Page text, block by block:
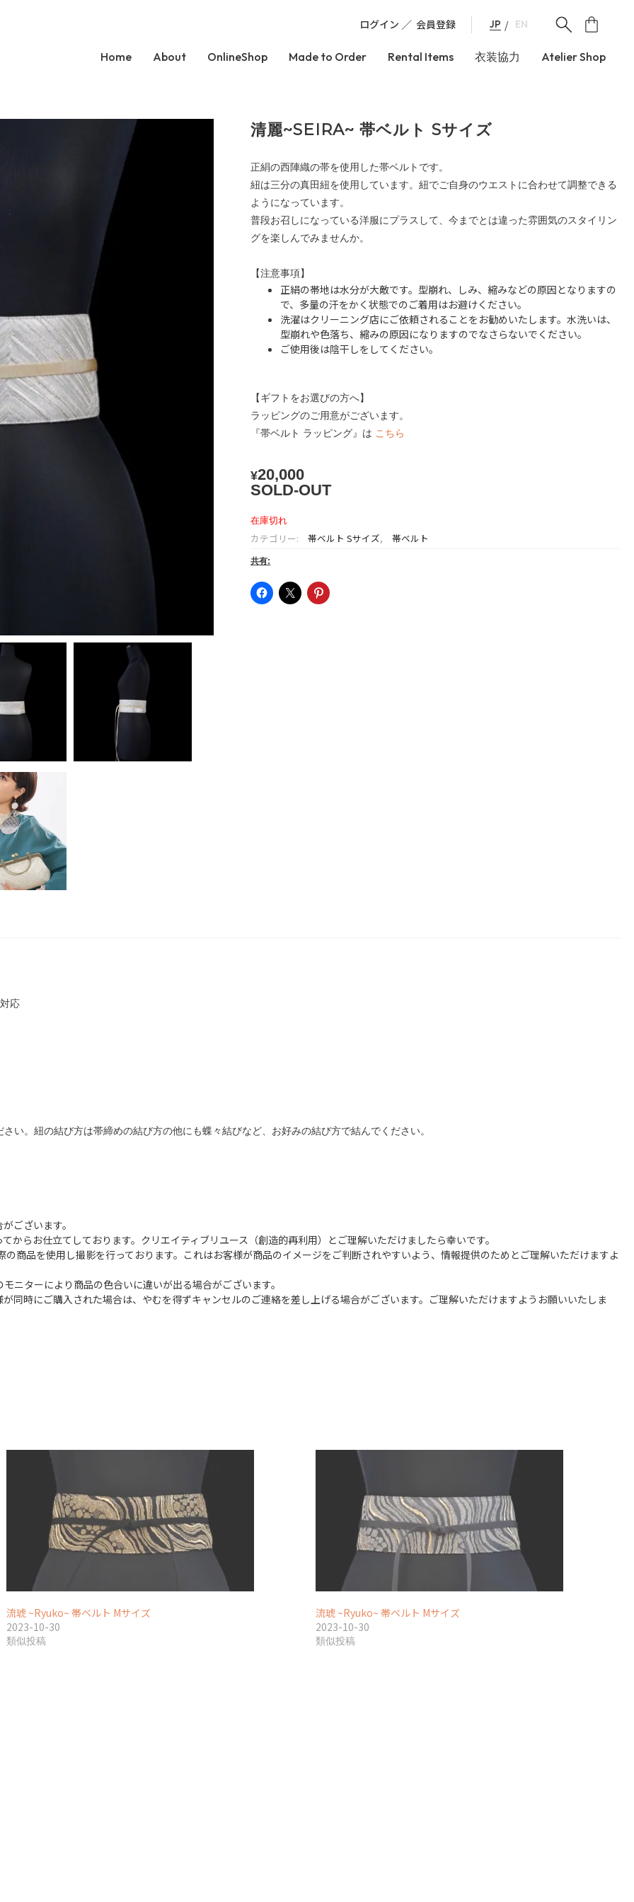
ログイン 会員登録 JP EN
Home About OnlineShop Made to Order Rental Items 衣装協力 Atelier Shop
清麗~SEIRA~ 帯ベルト Sサイズ
正絹の西陣織の帯を使用した帯ベルトです。
紐は三分の真田紐を使用しています。紐でご自身のウエストに合わせて調整できる
ようになっています。
普段お召しになっている洋服にプラスして、今までとは違った雰囲気のスタイリン
グを楽しんでみませんか。
【注意事項】
正絹の帯地は水分が大敵です。型崩れ、しみ、縮みなどの原因となりますの
で、多量の汗をかく状態でのご着用はお避けください。
洗濯はクリーニング店にご依頼されることをお勧めいたします。水洗いは、
型崩れや色落ち、縮みの原因になりますのでなさらないでください。
ご使用後は陰干しをしてください。
【ギフトをお選びの方へ】
ラッピングのご用意がございます。
『帯ベルト ラッピング』は こちら
¥20,000
SOLD-OUT
在庫切れ
カテゴリー: 帯ベルト Sサイズ, 帯ベルト
共有:
応
い。紐の結び方は帯締めの結び方の他にも蝶々結びなど、お好みの結び方で結んでください。
ございます。
からお仕立てしております。クリエイティブリユース（創造的再利用）とご理解いただけましたら幸いです。
商品を使用し撮影を行っております。これはお客様が商品のイメージをご判断されやすいよう、情報提供のためとご理解いただけますよ
ニターにより商品の色合いに違いが出る場合がございます。
同時にご購入された場合は、やむを得ずキャンセルのご連絡を差し上げる場合がございます。ご理解いただけますようお願いいたしま
流琥 ~Ryuko~ 帯ベルト Mサイズ
2023-10-30
類似投稿
流琥 ~Ryuko~ 帯ベルト Mサイズ
2023-10-30
類似投稿